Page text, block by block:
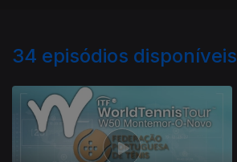
34 episódios disponíveis